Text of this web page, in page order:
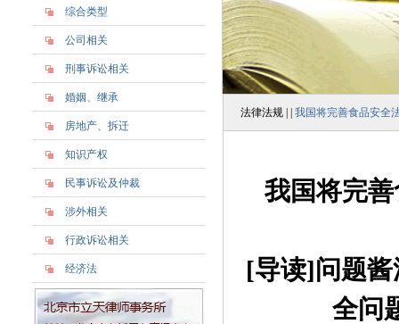
综合类型
公司相关
刑事诉讼相关
婚姻、继承
房地产、拆迁
知识产权
民事诉讼及仲裁
涉外相关
行政诉讼相关
经济法
法律法规 | |我国将完善食品安
我国将完
[导读]问题
全问